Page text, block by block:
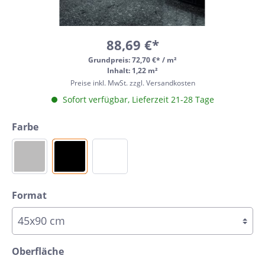
88,69 €*
Grundpreis:72,70 €* / m²
Inhalt: 1,22 m²
Preise inkl. MwSt. zzgl. Versandkosten
Sofort verfügbar, Lieferzeit 21-28 Tage
Farbe
Format
Oberfläche